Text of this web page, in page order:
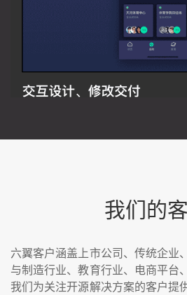
我们的
六翼客户涵盖上市公司、传统企业
与制造行业、教育行业、电商平台
我们为关注开源解决方案的客户提